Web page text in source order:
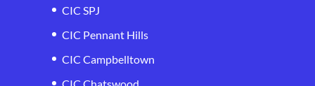
CIC SPJ
CIC Pennant Hills
CIC Campbelltown
CIC Chatswood